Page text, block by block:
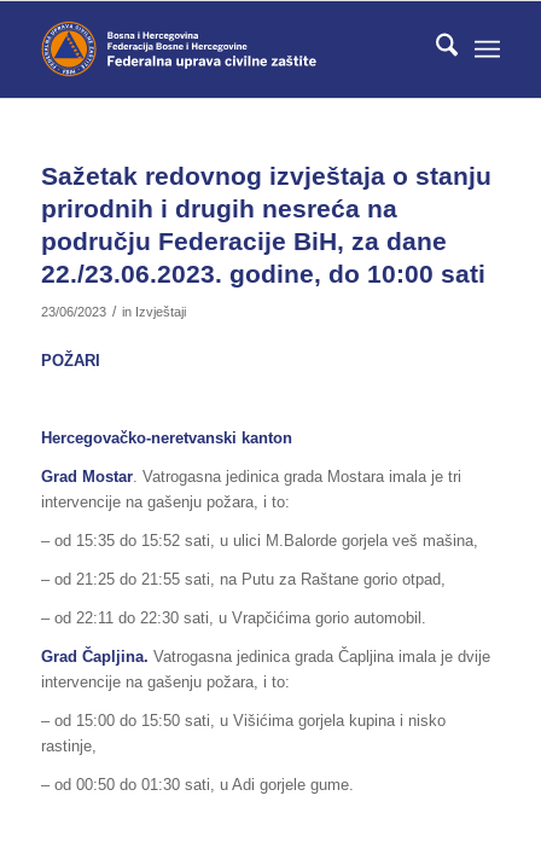
Sažetak redovnog izvještaja o stanju
prirodnih i drugih nesreća na
području Federacije BiH, za dane
22./23.06.2023. godine, do 10:00 sati
23/06/2023 / in Izvještaji
POŽARI
Hercegovačko-neretvanski kanton
Grad Mostar. Vatrogasna jedinica grada Mostara imala je tri
intervencije na gašenju požara, i to:
– od 15:35 do 15:52 sati, u ulici M.Balorde gorjela veš mašina,
– od 21:25 do 21:55 sati, na Putu za Raštane gorio otpad,
– od 22:11 do 22:30 sati, u Vrapčićima gorio automobil.
Grad Čapljina. Vatrogasna jedinica grada Čapljina imala je dvije
intervencije na gašenju požara, i to:
– od 15:00 do 15:50 sati, u Višićima gorjela kupina i nisko
rastinje,
– od 00:50 do 01:30 sati, u Adi gorjele gume.